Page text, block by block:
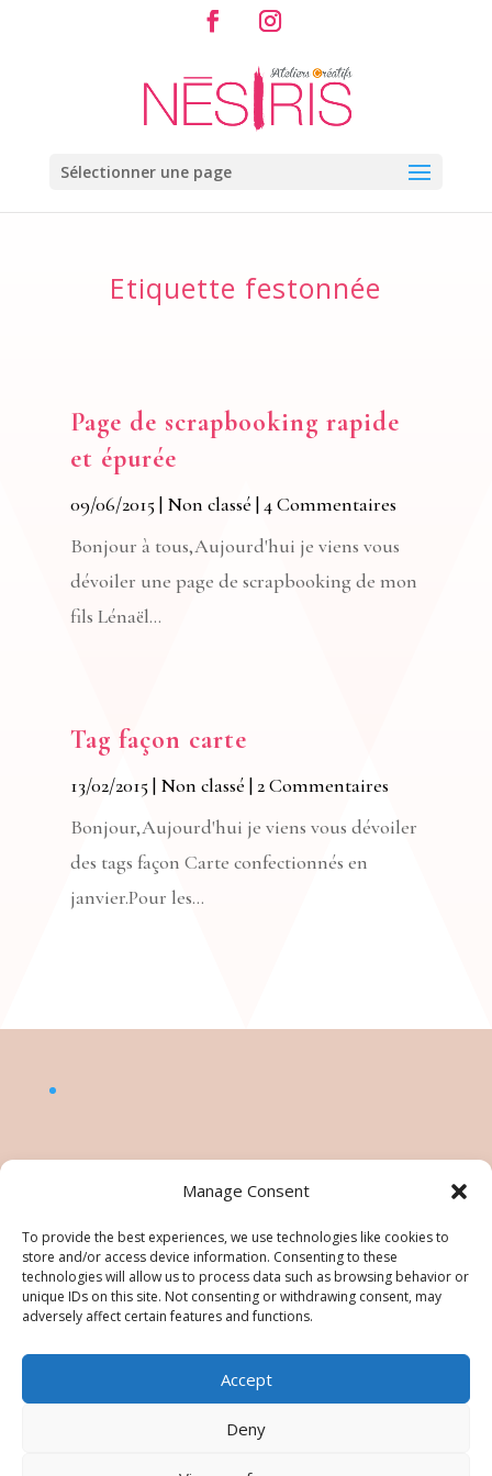
Manage Consent
To provide the best experiences, we use technologies like cookies to
store and/or access device information. Consenting to these
technologies will allow us to process data such as browsing behavior or
unique IDs on this site. Not consenting or withdrawing consent, may
adversely affect certain features and functions.
Accept
Deny
Sélectionner une page
Etiquette festonnée
Page de scrapbooking rapide
et épurée
09/06/2015| Non classé | 4 Commentaires
Bonjour à tous,Aujourd'hui je viens vous
dévoiler une page de scrapbooking de mon
fils Lénaël...
Tag façon carte
13/02/2015| Non classé | 2 Commentaires
Bonjour,Aujourd'hui je viens vous dévoiler
des tags façon Carte confectionnés en
janvier.Pour les...
©Nésiris. Katia Picollier est Démonstratrice
indépendante pour Stampin' Up!®. Katia est
responsable du contenu de ce site, pour toute
utilisation des tutos/images/photos une